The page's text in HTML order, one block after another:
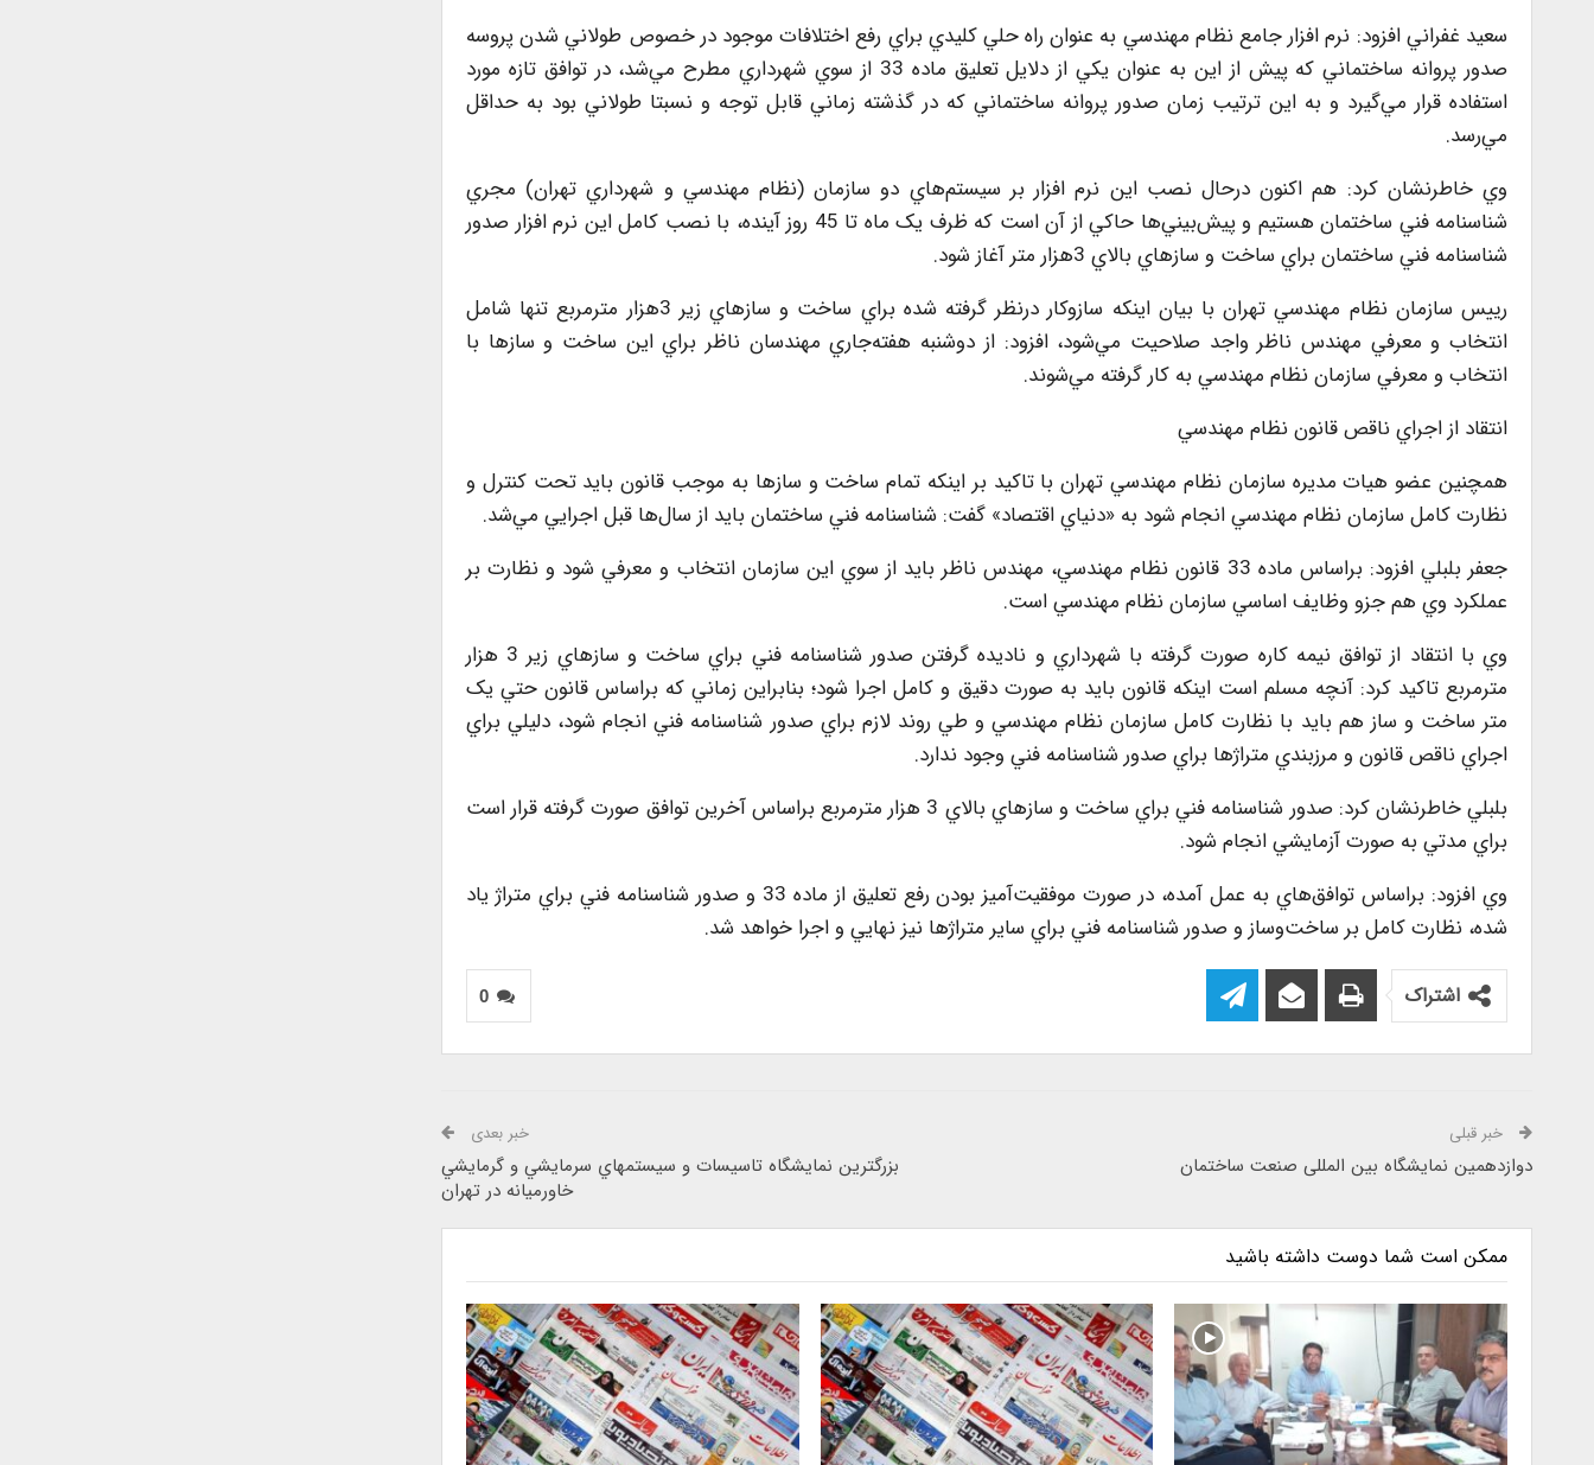
سعيد غفراني افزود: نرم افزار جامع نظام مهندسي به عنوان راه حلي کليدي براي رفع اختلافات موجود در خصوص طولاني شدن پروسه
صدور پروانه ساختماني که پيش از اين به عنوان يکي از دلايل تعليق ماده 33 از سوي شهرداري مطرح مي‌شد، در توافق تازه مورد
استفاده قرار مي‌گيرد و به اين ترتيب زمان صدور پروانه ساختماني که در گذشته زماني قابل توجه و نسبتا طولاني بود به حداقل
مي‌رسد.
وي خاطرنشان کرد: هم اکنون درحال نصب اين نرم افزار بر سيستم‌هاي دو سازمان (نظام مهندسي و شهرداري تهران) مجري
شناسنامه فني ساختمان هستيم و پيش‌‌بيني‌ها حاکي از آن است که ظرف يک ماه تا 45 روز آينده، با نصب کامل اين نرم افزار صدور
شناسنامه فني ساختمان براي ساخت و سازهاي بالاي 3هزار متر آغاز شود.
رييس سازمان نظام مهندسي تهران با بيان اينکه سازوکار درنظر گرفته شده براي ساخت و سازهاي زير 3هزار مترمربع تنها شامل
انتخاب و معرفي مهندس ناظر واجد صلاحيت مي‌شود، افزود: از دوشنبه هفته‌جاري مهندسان ناظر براي اين ساخت و سازها با
انتخاب و معرفي سازمان نظام مهندسي به کار گرفته مي‌شوند.
انتقاد از اجراي ناقص قانون نظام مهندسي
همچنين عضو هيات مديره سازمان نظام مهندسي تهران با تاکيد بر اينکه تمام ساخت و سازها به موجب قانون بايد تحت کنترل و
نظارت کامل سازمان نظام مهندسي انجام شود به «دنياي اقتصاد» گفت: شناسنامه فني ساختمان بايد از سال‌ها قبل اجرايي مي‌شد.
جعفر بلبلي افزود: براساس ماده 33 قانون نظام مهندسي، مهندس ناظر بايد از سوي اين سازمان انتخاب و معرفي شود و نظارت بر
عملکرد وي هم جزو وظايف اساسي سازمان نظام مهندسي است.
وي با انتقاد از توافق نيمه کاره صورت گرفته با شهرداري و ناديده گرفتن صدور شناسنامه فني براي ساخت و سازهاي زير 3 هزار
مترمربع تاکيد کرد: آنچه مسلم است اينکه قانون بايد به صورت دقيق و کامل اجرا شود؛ بنابراين زماني که براساس قانون حتي يک
متر ساخت و ساز هم بايد با نظارت کامل سازمان نظام مهندسي و طي روند لازم براي صدور شناسنامه فني انجام شود، دليلي براي
اجراي ناقص قانون و مرزبندي متراژها براي صدور شناسنامه فني وجود ندارد.
بلبلي خاطرنشان کرد: صدور شناسنامه فني براي ساخت و سازهاي بالاي 3 هزار مترمربع براساس آخرين توافق صورت گرفته قرار است
براي مدتي به صورت آزمايشي انجام شود.
وي افزود: براساس توافق‌هاي به عمل آمده، در صورت موفقيت‌آميز بودن رفع تعليق از ماده 33 و صدور شناسنامه فني براي متراژ ياد
شده، نظارت کامل بر ساخت‌وساز و صدور شناسنامه فني براي ساير متراژها نيز نهايي و اجرا خواهد شد.
0 اشتراک
خبر قبلی
دوازدهمین نمایشگاه بین المللی صنعت ساختمان
خبر بعدی
بزرگترين نمايشگاه تاسيسات و سيستمهاي سرمايشي و گرمايشي
خاورميانه در تهران
ممکن است شما دوست داشته باشید